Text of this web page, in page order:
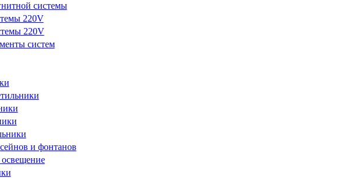
системы
220V
220V
систем
и фонтанов